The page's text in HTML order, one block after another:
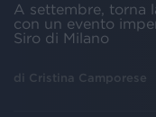
A settembre, torna
con un evento
Siro di Milano
di Cristina Camporese